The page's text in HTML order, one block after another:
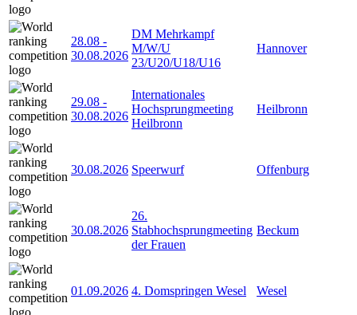
28.08 -
30.08.2026
DM Mehrkampf
M/W/U
23/U20/U18/U16
Hannover
29.08 -
30.08.2026
Internationales
Hochsprungmeeting
Heilbronn
Heilbronn
30.08.2026 Speerwurf Offenburg
30.08.2026
26.
Stabhochsprungmeeting
der Frauen
Beckum
01.09.2026 4. Domspringen Wesel Wesel